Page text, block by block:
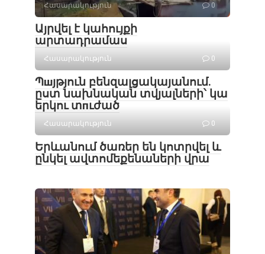
Հասարակություն 0
Այրվել է կահույքի
արտադրամաս
Հասարակություն 0
Պшյթյուն բենզալցակայանում.
ըստ նախնական տվյալների՝ կա
երկու տпւժած
Հասարակություն 0
Երևանում ծառեր են կոտրվել և
ընկել ավտոմեքենաների վրա